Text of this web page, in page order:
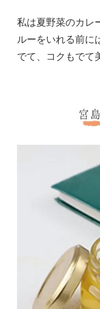
私は夏野菜のカレ
ルーをいれる前に
でて、コクもでて